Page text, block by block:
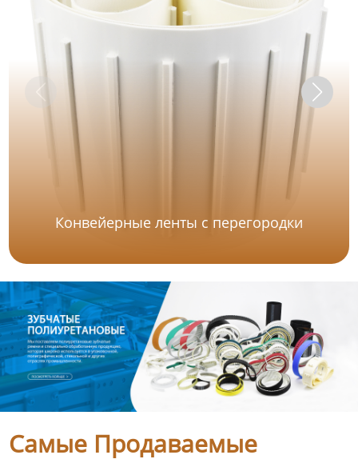
Конвейерные ленты с перегородки
Самые Продаваемые